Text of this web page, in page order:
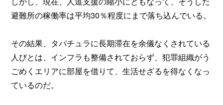
避難所の稼働率は平均30％程度にまで落ち込んでいる。
その結果、タパチュラに長期滞在を余儀なくされている
人びとは、インフラも整備されておらず、犯罪組織がう
ごめくエリアに部屋を借りて、生活せざるを得なくなっ
ているのだ。